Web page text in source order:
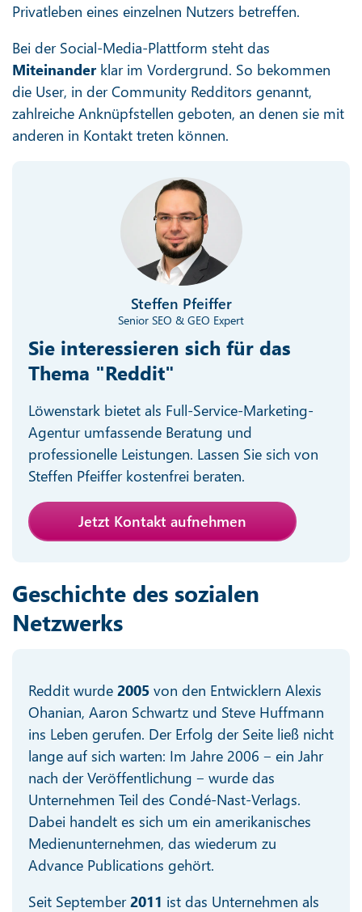
Privatleben eines einzelnen Nutzers betreffen.
Bei der Social-Media-Plattform steht das
Miteinander klar im Vordergrund. So bekommen
die User, in der Community Redditors genannt,
zahlreiche Anknüpfstellen geboten, an denen sie mit
anderen in Kontakt treten können.
Steffen Pfeiffer
Senior SEO & GEO Expert
Sie interessieren sich für das
Thema "Reddit"
Löwenstark bietet als Full-Service-Marketing-
Agentur umfassende Beratung und
professionelle Leistungen. Lassen Sie sich von
Steffen Pfeiffer kostenfrei beraten.
Jetzt Kontakt aufnehmen
Geschichte des sozialen
Netzwerks
Reddit wurde 2005 von den Entwicklern Alexis
Ohanian, Aaron Schwartz und Steve Huffmann
ins Leben gerufen. Der Erfolg der Seite ließ nicht
lange auf sich warten: Im Jahre 2006 ‒ ein Jahr
nach der Veröffentlichung ‒ wurde das
Unternehmen Teil des Condé-Nast-Verlags.
Dabei handelt es sich um ein amerikanisches
Medienunternehmen, das wiederum zu
Advance Publications gehört.
Seit September2011 ist das Unternehmen als